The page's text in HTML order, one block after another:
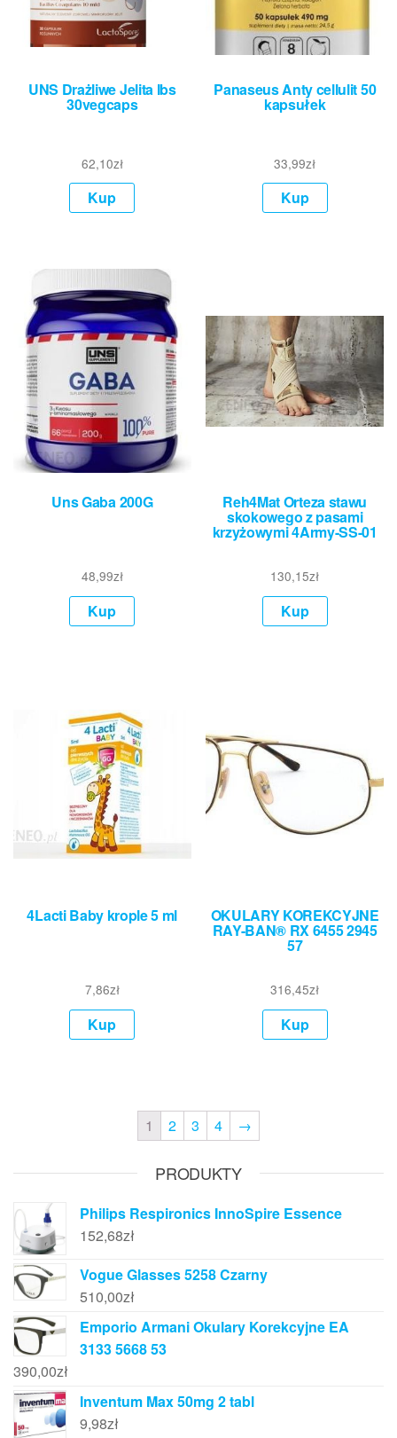
UNS Drażliwe Jelita Ibs
30vegcaps
62,10zł
Kup
Panaseus Anty cellulit 50
kapsułek
33,99zł
Kup
Uns Gaba 200G
48,99zł
Kup
Reh4Mat Orteza stawu
skokowego z pasami
krzyżowymi 4Army-SS-01
130,15zł
Kup
4Lacti Baby krople 5 ml
7,86zł
Kup
OKULARY KOREKCYJNE
RAY-BAN® RX 6455 2945
57
316,45zł
Kup
1 2 3 4 →
PRODUKTY
Philips Respironics InnoSpire Essence
152,68zł
Vogue Glasses 5258 Czarny
510,00zł
Emporio Armani Okulary Korekcyjne EA
3133 5668 53
390,00zł
Inventum Max 50mg 2 tabl
9,98zł